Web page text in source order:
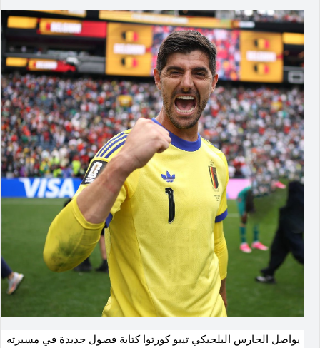
يواصل الحارس البلجيكي تيبو كورتوا كتابة فصول جديدة في مسيرته